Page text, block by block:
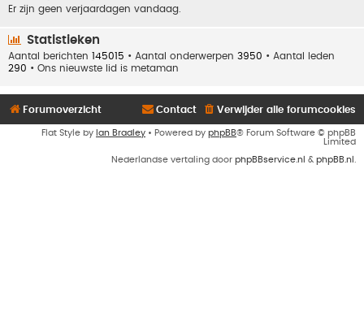
Er zijn geen verjaardagen vandaag.
Statistieken
Aantal berichten 145015 • Aantal onderwerpen 3950 • Aantal leden
290 • Ons nieuwste lid is metaman
Forumoverzicht Verwijder alle forumcookies
Contact
Flat Style by Ian Bradley • Powered by phpBB® Forum Software © phpBB
Limited
Nederlandse vertaling door phpBBservice.nl & phpBB.nl